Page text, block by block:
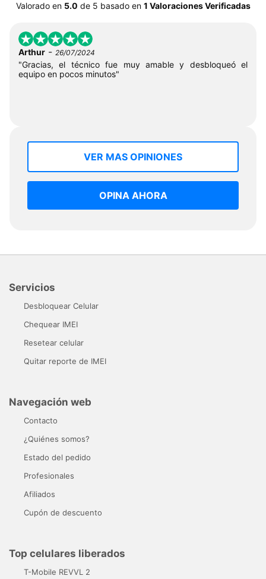
Valorado en 5.0 de 5 basado en 1 Valoraciones Verificadas
Arthur - 26/07/2024
"Gracias, el técnico fue muy amable y desbloqueó el
equipo en pocos minutos"
VER MAS OPINIONES
OPINA AHORA
Servicios
Desbloquear Celular
Chequear IMEI
Resetear celular
Quitar reporte de IMEI
Navegación web
Contacto
¿Quiénes somos?
Estado del pedido
Profesionales
Afiliados
Cupón de descuento
Top celulares liberados
T-Mobile REVVL 2